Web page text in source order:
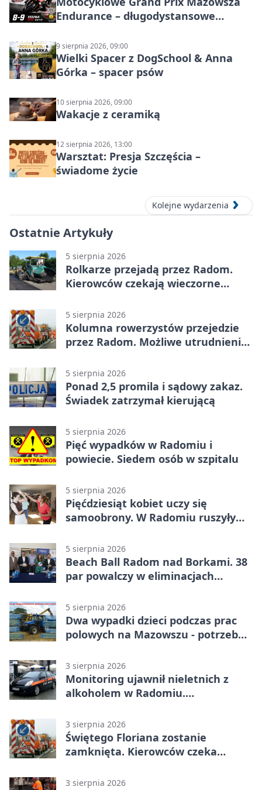
Endurance – długodystansowe
9 sierpnia 2026, 09:00
Wielki Spacer z DogSchool & Anna
Górka – spacer psów
10 sierpnia 2026, 09:00
Wakacje z ceramiką
12 sierpnia 2026, 13:00
Warsztat: Presja Szczęścia –
świadome życie
Kolejne wydarzenia
Ostatnie Artykuły
5 sierpnia 2026
Rolkarze przejadą przez Radom.
Kierowców czekają wieczorne
5 sierpnia 2026
Kolumna rowerzystów przejedzie
przez Radom. Możliwe utrudnienia
5 sierpnia 2026
Ponad 2,5 promila i sądowy zakaz.
Świadek zatrzymał kierującą
5 sierpnia 2026
Pięć wypadków w Radomiu i
powiecie. Siedem osób w szpitalu
5 sierpnia 2026
Pięćdziesiąt kobiet uczy się
samoobrony. W Radomiu ruszyły
5 sierpnia 2026
Beach Ball Radom nad Borkami. 38
par powalczy w eliminacjach
5 sierpnia 2026
Dwa wypadki dzieci podczas prac
polowych na Mazowszu - potrzebna
3 sierpnia 2026
Monitoring ujawnił nieletnich z
alkoholem w Radomiu.
3 sierpnia 2026
Świętego Floriana zostanie
zamknięta. Kierowców czeka
3 sierpnia 2026